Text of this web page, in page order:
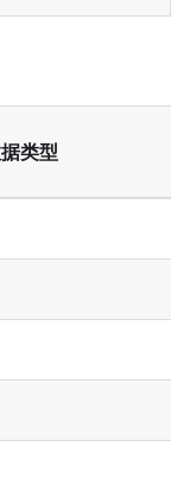
类型